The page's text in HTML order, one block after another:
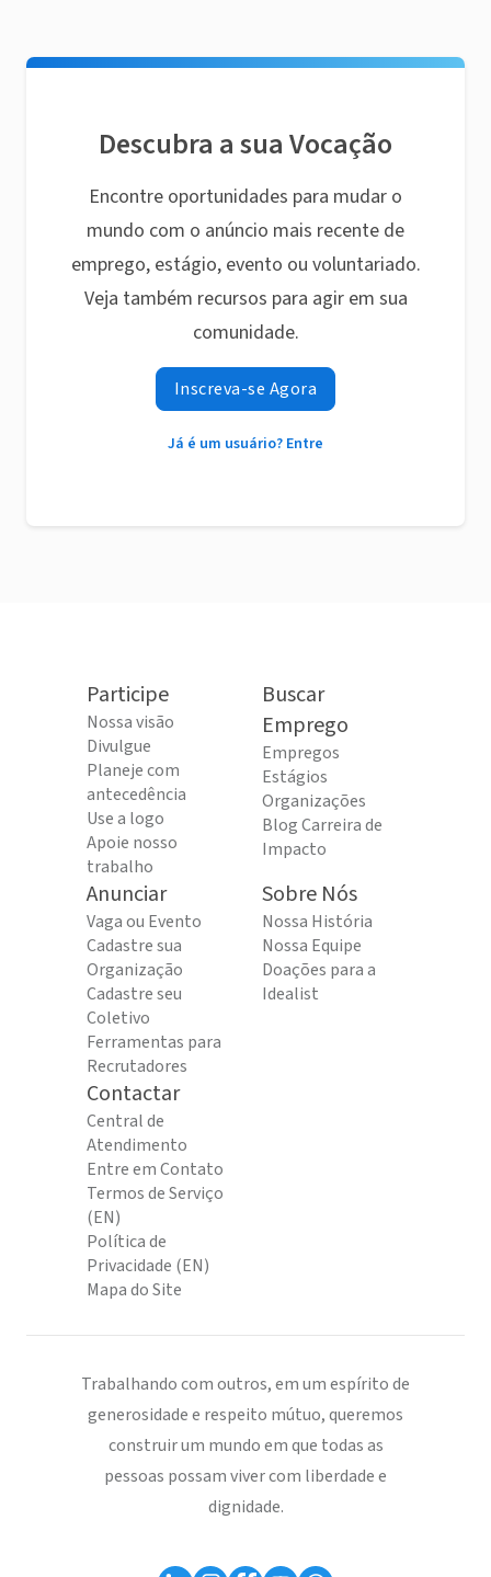
Descubra a sua Vocação
Encontre oportunidades para mudar o
mundo com o anúncio mais recente de
emprego, estágio, evento ou voluntariado.
Veja também recursos para agir em sua
comunidade.
Inscreva-se Agora
Já é um usuário? Entre
Participe
Nossa visão
Divulgue
Planeje com
antecedência
Use a logo
Apoie nosso
trabalho
Buscar
Emprego
Empregos
Estágios
Organizações
Blog Carreira de
Impacto
Anunciar
Vaga ou Evento
Cadastre sua
Organização
Cadastre seu
Coletivo
Ferramentas para
Recrutadores
Sobre Nós
Nossa História
Nossa Equipe
Doações para a
Idealist
Contactar
Central de
Atendimento
Entre em Contato
Termos de Serviço
(EN)
Política de
Privacidade (EN)
Mapa do Site
Trabalhando com outros, em um espírito de
generosidade e respeito mútuo, queremos
construir um mundo em que todas as
pessoas possam viver com liberdade e
dignidade.